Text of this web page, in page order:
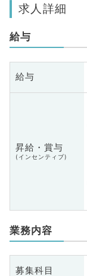
求人詳細
給与
給与
昇給・賞与
(インセンティブ)
業務内容
募集科目